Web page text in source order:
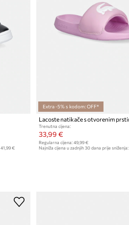
41,99 €
Extra -5% s kodom: OFF*
Trenutna cijena:
33,99 €
Regularna cijena: 49,99 €
Najniža cijena u zadnjih 30 dana prije sniženja: